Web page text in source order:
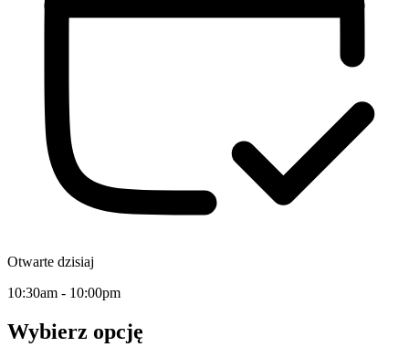
Otwarte dzisiaj
10:30am - 10:00pm
Wybierz opcję